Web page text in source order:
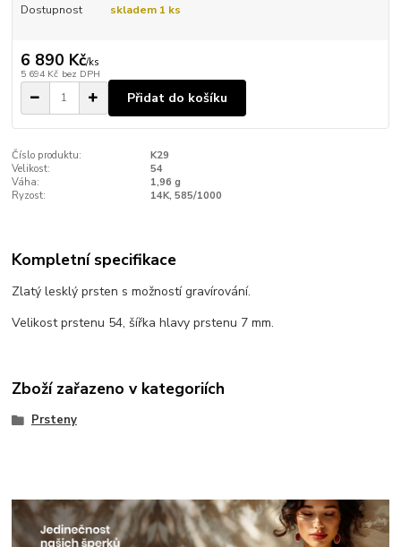
Dostupnost skladem 1 ks
6 890 Kč/ks
5 694 Kč bez DPH
Přidat do košíku
Číslo produktu:
K29
Velikost:
54
Váha:
1,96 g
Ryzost:
14K, 585/1000
Kompletní specifikace
Zlatý lesklý prsten s možností gravírování.
Velikost prstenu 54, šířka hlavy prstenu 7 mm.
Zboží zařazeno v kategoriích
Prsteny